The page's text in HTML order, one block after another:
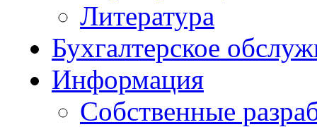
Литература
Бухгалтерское
Информация
Собственные